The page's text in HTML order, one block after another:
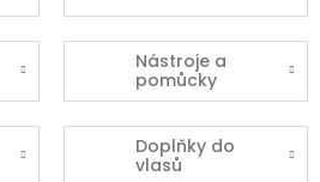
Nástroje a
pomůcky
Doplňky do
vlasů